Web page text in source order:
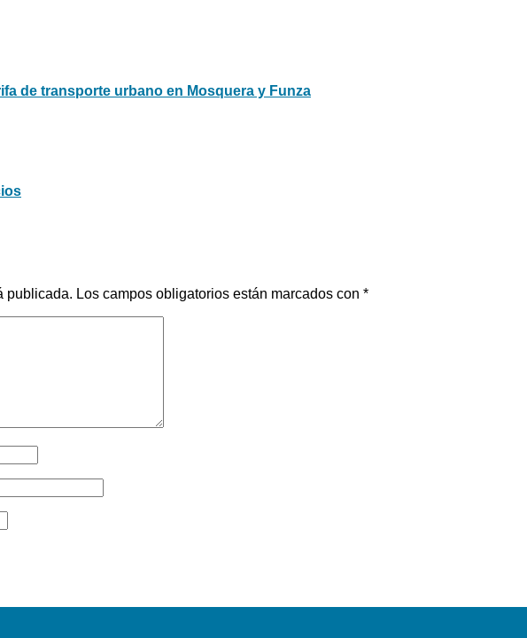
de transporte urbano en Mosquera y Funza
publicada. Los campos obligatorios están marcados con *